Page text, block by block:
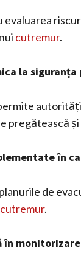
cutremur.
la siguranța
pregătească
în
de
cutremur.
în